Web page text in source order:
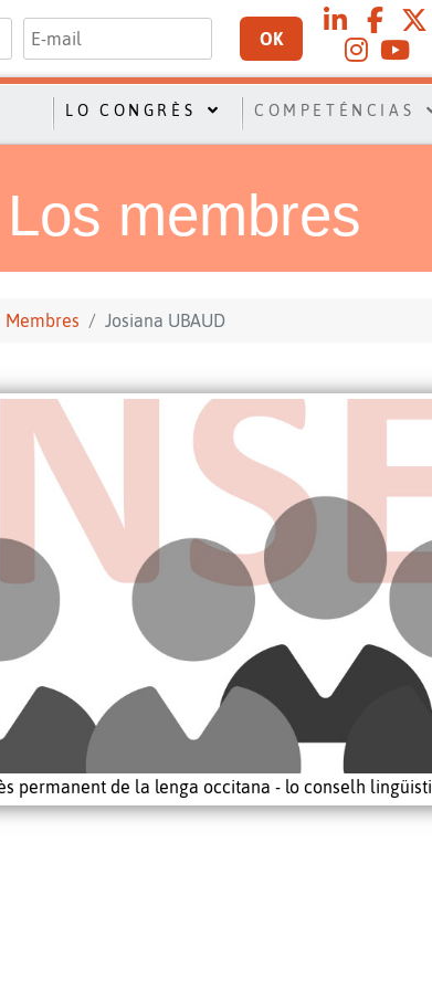
OK
LO CONGRÈS COMPETÉNCIAS
Los membres
Membres Josiana UBAUD
permanent de la lenga occitana - lo conselh